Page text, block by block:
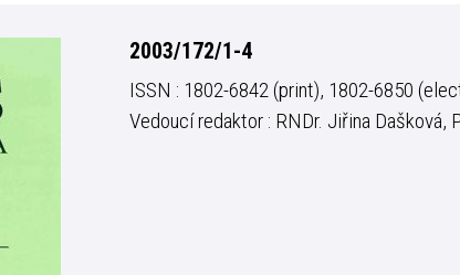
2003/172/1-4
ISSN : 1802-6842 (print), 1802-6850
Vedoucí redaktor : RNDr. Jiřina Dašková,